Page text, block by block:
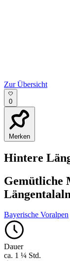
Zur Übersicht
0
Merken
Hintere
Gemütliche
Bayerische Voralpen
Dauer
ca. 1 ¼ Std.